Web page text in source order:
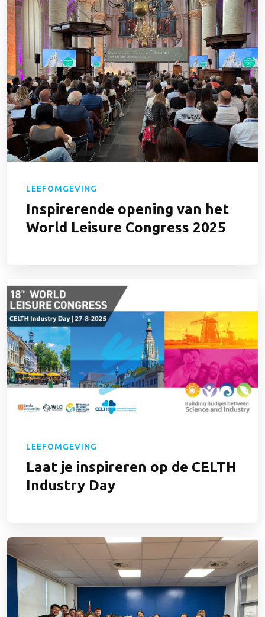
LEEFOMGEVING
Inspirerende opening van het
World Leisure Congress 2025
LEEFOMGEVING
Laat je inspireren op de CELTH
Industry Day